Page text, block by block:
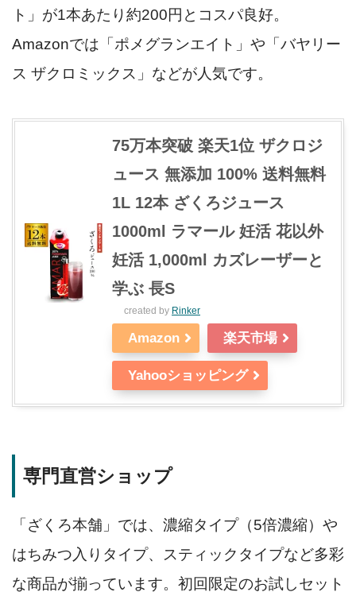
ト」が1本あたり約200円とコスパ良好。
Amazonでは「ポメグランエイト」や「バヤリー
ス ザクロミックス」などが人気です。
75万本突破 楽天1位 ザクロジ
ュース 無添加 100% 送料無料
1L 12本 ざくろジュース
1000ml ラマール 妊活 花以外
妊活 1,000ml カズレーザーと
学ぶ 長S
created by Rinker
Amazon 楽天市場
Yahooショッピング
専門直営ショップ
「ざくろ本舗」では、濃縮タイプ（5倍濃縮）や
はちみつ入りタイプ、スティックタイプなど多彩
な商品が揃っています。初回限定のお試しセット